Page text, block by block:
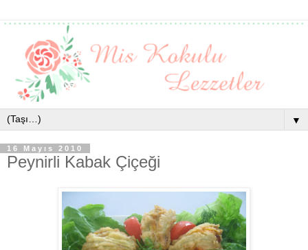
▼
16 Mayıs 2010
Peynirli Kabak Çiçeği